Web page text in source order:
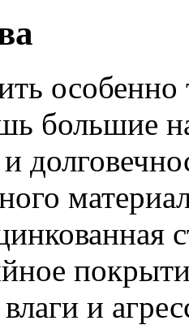
большие
влаги и